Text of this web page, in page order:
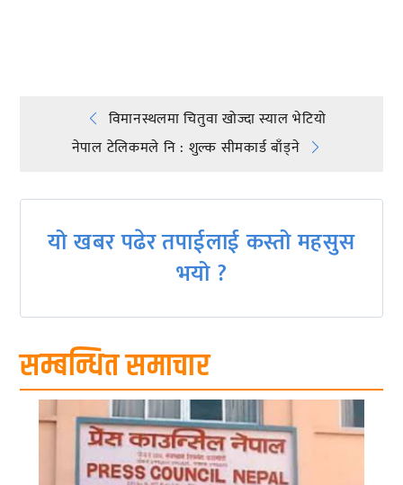
Post
navigation
विमानस्थलमा चितुवा खोज्दा स्याल भेटियो
नेपाल टेलिकमले नि : शुल्क सीमकार्ड बाँड्ने
यो खबर पढेर तपाईलाई कस्तो महसुस
भयो ?
सम्बन्धित समाचार